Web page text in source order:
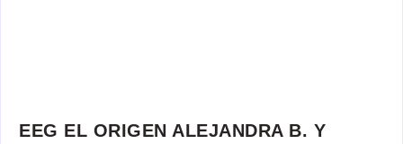
EEG EL ORIGEN ALEJANDRA B. Y